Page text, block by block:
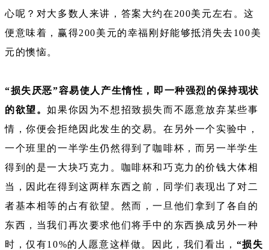
心呢？对大多数人来讲，答案大约在200美元左右。这
便意味着，赢得200美元的幸福刚好能够抵消失去100美
元的懊恼。
“损失厌恶”容易使人产生惰性，即一种强烈的保持现状
的欲望。如果你因为不想招致损失而不愿意放弃某些事
情，你便会拒绝因此发生的交易。在另外一个实验中，
一个班里的一半学生仍然得到了咖啡杯，而另一半学生
得到的是一大块巧克力。咖啡杯和巧克力的价钱大体相
当，因此在得到这两样东西之前，同学们表现出了对二
者基本相等的占有欲望。然而，一旦他们拿到了各自的
东西，当我们再次要求他们将手中的东西换成另外一种
时，仅有10%的人愿意这样做。因此，我们看出， “损失